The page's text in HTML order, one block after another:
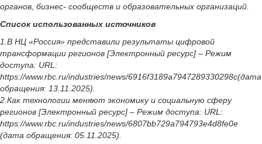
органов, бизнес- сообществ и образовательных организаций.
Список использованных источников
1.В НЦ «Россия» представили результаты цифровой
трансформации регионов [Электронный ресурс] – Режим
доступа: URL:
https://www.rbc.ru/industries/news/6916f3189a7947289330298c(дата
обращения: 13.11.2025).
2.Как технологии меняют экономику и социальную сферу
регионов [Электронный ресурс] – Режим доступа: URL:
https://www.rbc.ru/industries/news/6807bb729a794793e4d8fe0e
(дата обращения: 05.11.2025).